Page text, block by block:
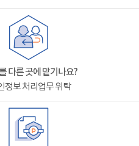
다른 곳에 맡기나요?
정보 처리업무 위탁